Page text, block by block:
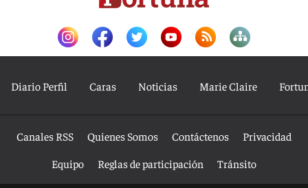
Diario Perfil Caras Noticias Marie Claire
Canales RSS Quienes Somos Contáctenos
Privacidad
Equipo
Reglas de participación Tránsito